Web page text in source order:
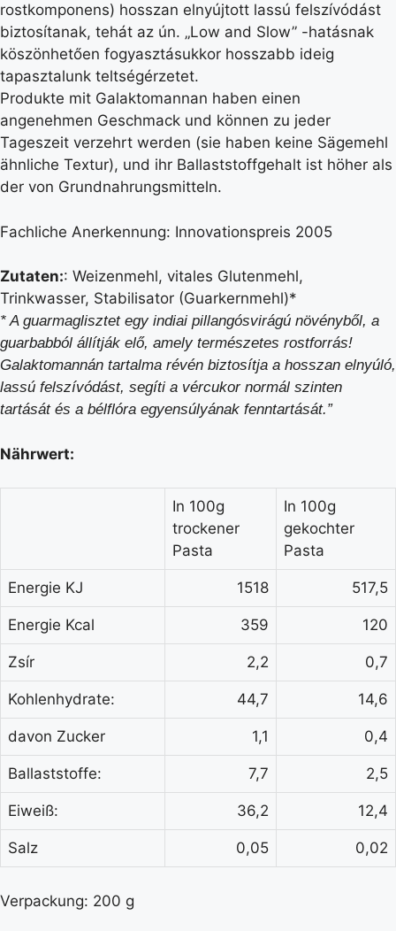
rostkomponens) hosszan elnyújtott lassú felszívódást
biztosítanak, tehát az ún. „Low and Slow” -hatásnak
köszönhetően fogyasztásukkor hosszabb ideig
tapasztalunk teltségérzetet.
Produkte mit Galaktomannan haben einen
angenehmen Geschmack und können zu jeder
Tageszeit verzehrt werden (sie haben keine Sägemehl
ähnliche Textur), und ihr Ballaststoffgehalt ist höher als
der von Grundnahrungsmitteln.
Fachliche Anerkennung: Innovationspreis 2005
Zutaten:: Weizenmehl, vitales Glutenmehl,
Trinkwasser, Stabilisator (Guarkernmehl)*
* A guarmaglisztet egy indiai pillangósvirágú növényből, a
guarbabból állítják elő, amely természetes rostforrás!
Galaktomannán tartalma révén biztosítja a hosszan elnyúló,
lassú felszívódást, segíti a vércukor normál szinten
tartását és a bélflóra egyensúlyának fenntartását.”
Nährwert:
In 100g
trockener
Pasta
In 100g
gekochter
Pasta
Energie KJ 1518 517,5
Energie Kcal 359 120
Zsír 2,2 0,7
Kohlenhydrate: 44,7 14,6
davon Zucker 1,1 0,4
Ballaststoffe: 7,7 2,5
Eiweiß: 36,2 12,4
Salz 0,05 0,02
Verpackung: 200 g